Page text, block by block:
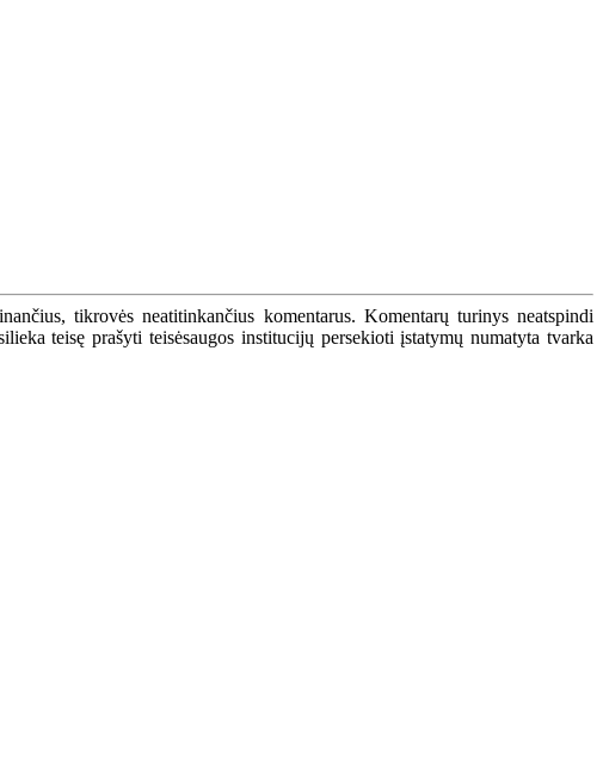
tikrovės neatitinkančius komentarus. Komentarų turinys neatspindi
teisę prašyti teisėsaugos institucijų persekioti įstatymų numatyta tvarka